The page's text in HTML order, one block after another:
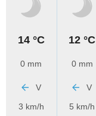
14 °C
0 mm
V
3 km/h
12 °C
0 mm
V
5 km/h